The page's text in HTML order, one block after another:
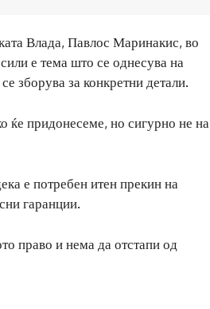
Влада, Павлос Маринакис, во
е тема што се однесува на
зборува за конкретни детали.
ќе придонесеме, но сигурно не на
е потребен итен прекин на
гаранции.
право и нема да отстапи од